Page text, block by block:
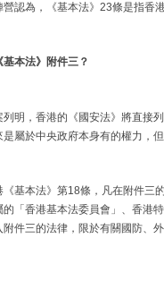
營認為，《基本法》23條是指香
基本法》附件三？
列明，香港的《國安法》將直接
是屬於中央政府本身有的權力，
《基本法》第18條，凡在附件三
的「香港基本法委員會」、香港
附件三的法律，限於有關國防、